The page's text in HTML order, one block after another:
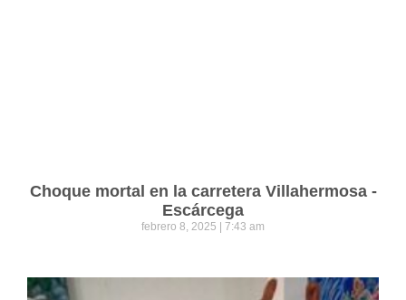
Choque mortal en la carretera Villahermosa -
Escárcega
febrero 8, 2025 7:43 am